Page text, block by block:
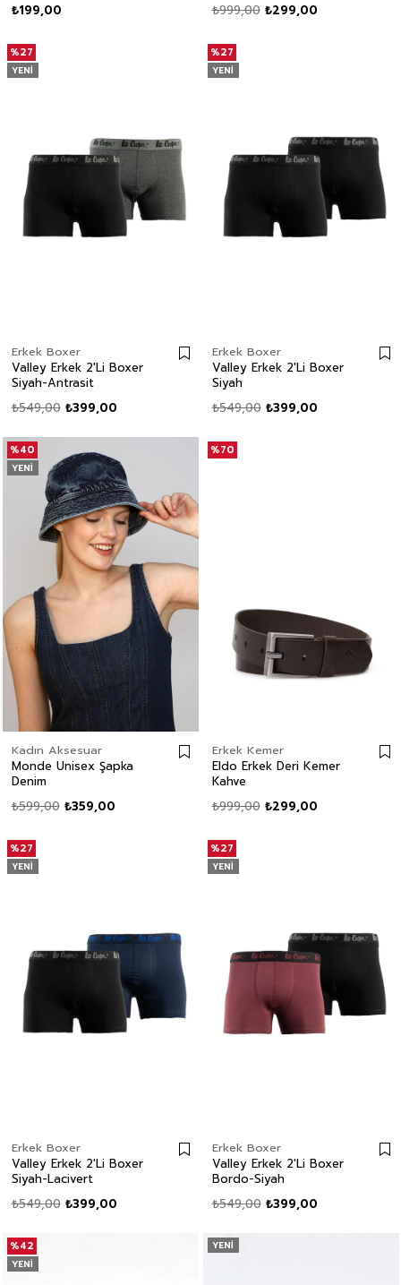
₺199,00
₺299,00
₺999,00
Erkek Boxer
Valley Erkek 2'Li Boxer
Siyah-Antrasit
₺399,00
₺549,00
%27
YENI
Erkek Boxer
Valley Erkek 2'Li Boxer
Siyah
₺399,00
₺549,00
%27
YENI
Kadın Aksesuar
Monde Unisex Şapka
Denim
₺359,00
₺599,00
%40
YENI
Erkek Kemer
Eldo Erkek Deri Kemer
Kahve
₺299,00
₺999,00
%70
Erkek Boxer
Valley Erkek 2'Li Boxer
Siyah-Lacivert
₺399,00
₺549,00
%27
YENI
Erkek Boxer
Valley Erkek 2'Li Boxer
Bordo-Siyah
₺399,00
₺549,00
%27
YENI
%42
YENI
YENI